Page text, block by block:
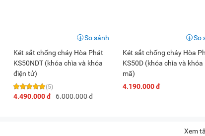
Két sắt chống cháy Hòa Phát
KS50NDT (khóa chìa và khóa
điện tử)
(5)
4.490.000 đ 6.000.000 đ
So sánh
Két sắt chống cháy Hòa
KS50D (khóa chìa và khóa
mã)
4.190.000 đ
So
Xem